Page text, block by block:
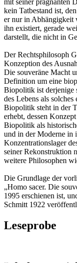
kein Tatbestand ist,
er nur in Abhängigkeit
ihn existiert, gerade
darstellt, die nicht in
Der Rechtsphilosoph
Konzeption des
Die souveräne Macht
Definition um eine
Biopolitik ist derjenige
des Lebens als
Biopolitik steht in der
erhebt, dessen
Biopolitik als
und in der Moderne in
Konzentrationslager
seiner Rekonstruktion
weitere Philosophen
Die Grundlage der
„Homo sacer. Die
1995 erschienen ist,
Schmitt 1922
Leseprobe